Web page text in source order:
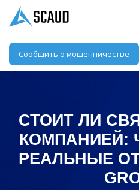
Сообщить о мошенничестве
СТОИТ ЛИ
КОМПАНИЕЙ:
РЕАЛЬНЫЕ